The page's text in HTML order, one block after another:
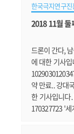
만 불안하기도
있다고 할까?
한국극지연구진
2018 11월 둘
드론이 간다,
에 대한 기사
약 만료.. 강대
한 기사입니
170327723 '세